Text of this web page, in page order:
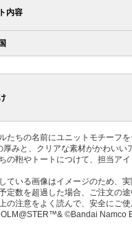
内容
たちの名前にユニットモチーフ
厚みと、クリアな素材がかわいい
の鞄やトートにつけて、担当ア
ている画像はイメージのため、実
定数を超過した場合、ご注文の途
の注意をよく読んで、安全にご使
©Bandai Namco